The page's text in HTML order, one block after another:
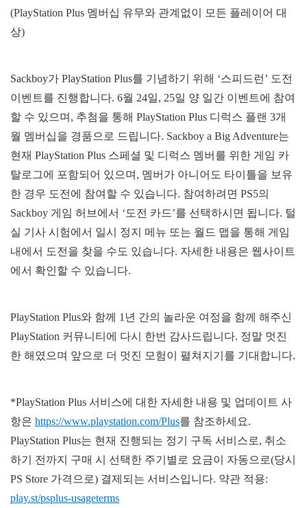
(PlayStation Plus 멤버십 유무와 관계없이 모든 플레이어 대
상)
Sackboy가 PlayStation Plus를 기념하기 위해 ‘스피드런’ 도전
이벤트를 진행합니다. 6월 24일, 25일 양 일간 이벤트에 참여
할 수 있으며, 추첨을 통해 PlayStation Plus 디럭스 플랜 3개
월 멤버십을 경품으로 드립니다. Sackboy a Big Adventure는
현재 PlayStation Plus 스페셜 및 디럭스 멤버를 위한 게임 카
탈로그에 포함되어 있으며, 멤버가 아니어도 타이틀을 보유
한 경우 도전에 참여할 수 있습니다. 참여하려면 PS5의
Sackboy 게임 허브에서 ‘도전 카드’를 선택하시면 됩니다. 털
실 기사 시험에서 일시 정지 메뉴 또는 월드 맵을 통해 게임
내에서 도전을 찾을 수도 있습니다. 자세한 내용은 웹사이트
에서 확인할 수 있습니다.
PlayStation Plus와 함께 1년 간의 놀라운 여정을 함께 해주신
PlayStation 커뮤니티에 다시 한번 감사드립니다. 정말 멋진
한 해였으며 앞으로 더 멋진 모험이 펼쳐지기를 기대합니다.
*PlayStation Plus 서비스에 대한 자세한 내용 및 업데이트 사
항은 https://www.playstation.com/Plus를 참조하세요.
PlayStation Plus는 현재 진행되는 정기 구독 서비스로, 취소
하기 전까지 구매 시 선택한 주기별로 요금이 자동으로(당시
PS Store 가격으로) 결제되는 서비스입니다. 약관 적용:
play.st/psplus-usageterms